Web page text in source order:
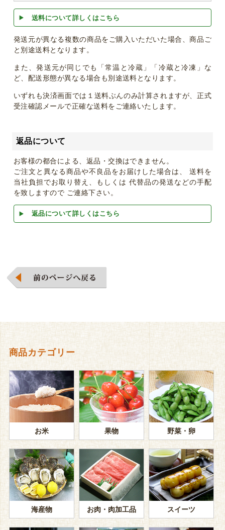
送料について詳しくはこちら
発送元が異なる複数の商品をご購入いただいた場合、商品ご
と別途送料となります。
また、発送元が同じでも「常温と冷蔵」「冷蔵と冷凍」な
ど、配送形態が異なる場合も別途送料となります。
いずれも決済画面では１送料ぶんのみ計算されますが、正式
受注確認メールで正確な送料をご連絡いたします。
返品について
お客様の都合による、返品・交換はできません。
ご注文と異なる商品や不良品をお届けした場合は、 送料を
当社負担でお取り替え、もしくは 代替品の発送などの手配
を致しますので ご連絡下さい。
返品について詳しくはこちら
商品カテゴリー
お米 果物 野菜・卵
海産物 お肉・肉加工品 スイーツ